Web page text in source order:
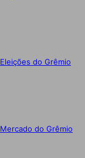
Eleições do Grêmio
Mercado do Grêmio